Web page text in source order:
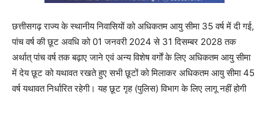
छत्तीसगढ़ राज्य के स्थानीय निवासियों को अधिकतम आयु सीमा 35 वर्ष में दी गई,
पांच वर्ष की छूट अवधि को 01 जनवरी 2024 से 31 दिसम्बर 2028 तक
अर्थात् पांच वर्ष तक बढ़ाए जाने एवं अन्य विशेष वर्गाें के लिए अधिकतम आयु सीमा
में देय छूट को यथावत रखते हुए सभी छूटों को मिलाकर अधिकतम आयु सीमा 45
वर्ष यथावत निर्धारित रहेगी। यह छूट गृह (पुलिस) विभाग के लिए लागू नहीं होगी